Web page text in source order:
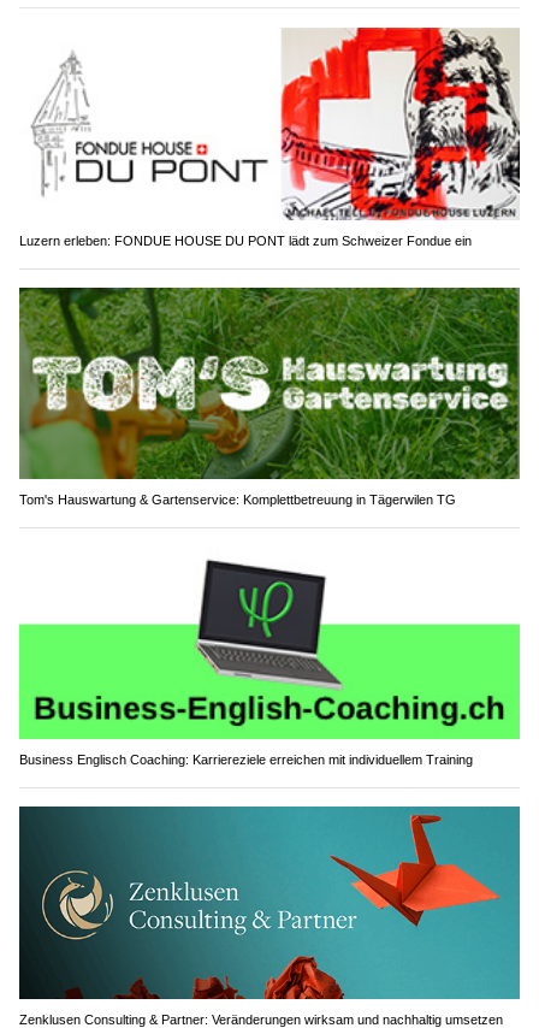
Luzern erleben: FONDUE HOUSE DU PONT lädt zum Schweizer Fondue ein
Tom's Hauswartung & Gartenservice: Komplettbetreuung in Tägerwilen TG
Business Englisch Coaching: Karriereziele erreichen mit individuellem Training
Zenklusen Consulting & Partner: Veränderungen wirksam und nachhaltig umsetzen